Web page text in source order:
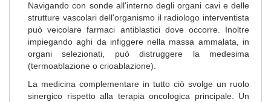
Navigando con sonde all'interno degli organi cavi e delle
strutture vascolari dell'organismo il radiologo interventista
può veicolare farmaci antiblastici dove occorre. Inoltre
impiegando aghi da infiggere nella massa ammalata, in
organi selezionati, può distruggere la medesima
(termoablazione o crioablazione).
La medicina complementare in tutto ciò svolge un ruolo
sinergico rispetto alla terapia oncologica principale. Un